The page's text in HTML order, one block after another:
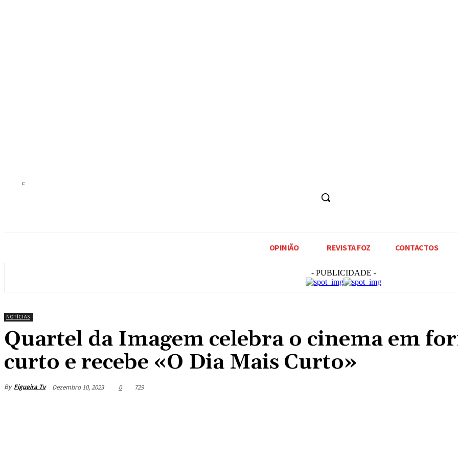
C
OPINIÃO REVISTA FOZ CONTACTOS
- PUBLICIDADE -
NOTÍCIAS
Quartel da Imagem celebra o cinema em
curto e recebe «O Dia Mais Curto»
By Figueira Tv Dezembro 10, 2023 0 729